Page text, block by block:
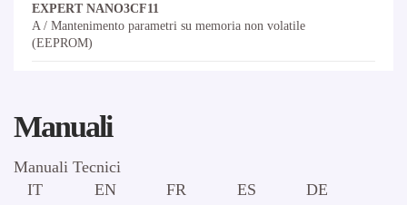
EXPERT NANO3CF11
A / Mantenimento parametri su memoria non volatile
(EEPROM)
Manuali
Manuali Tecnici
IT
EN FR ES DE